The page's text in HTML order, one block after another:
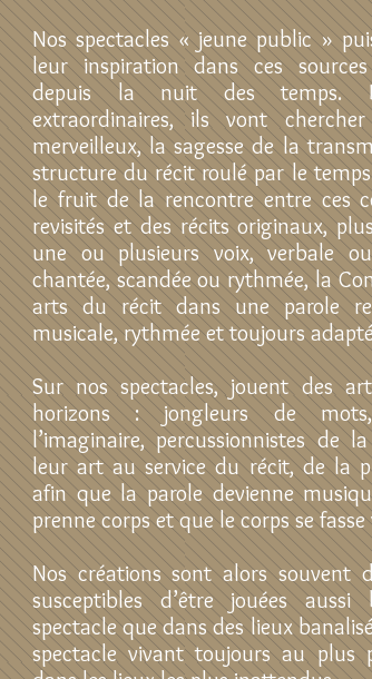
Nos spectacles « jeune public »
leur inspiration dans ces sources
depuis la nuit des temps.
extraordinaires, ils vont
merveilleux, la sagesse de la
structure du récit roulé par le
le fruit de la rencontre entre ces
revisités et des récits originaux,
une ou plusieurs voix, verbale
chantée, scandée ou rythmée, la
arts du récit dans une parole
musicale, rythmée et toujours
Sur nos spectacles, jouent des
horizons : jongleurs de
l’imaginaire, percussionnistes de
leur art au service du récit, de la
afin que la parole devienne
prenne corps et que le corps se fasse
Nos créations sont alors souvent
susceptibles d’être jouées
spectacle que dans des lieux
spectacle vivant toujours au plus